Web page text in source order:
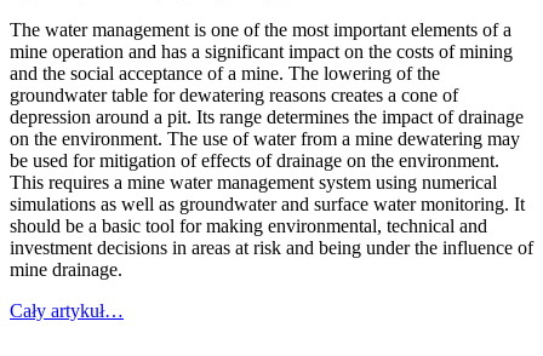
The water management is one of the most important elements of a
mine operation and has a significant impact on the costs of mining
and the social acceptance of a mine. The lowering of the
groundwater table for dewatering reasons creates a cone of
depression around a pit. Its range determines the impact of drainage
on the environment. The use of water from a mine dewatering may
be used for mitigation of effects of drainage on the environment.
This requires a mine water management system using numerical
simulations as well as groundwater and surface water monitoring. It
should be a basic tool for making environmental, technical and
investment decisions in areas at risk and being under the influence of
mine drainage.
Cały artykuł…